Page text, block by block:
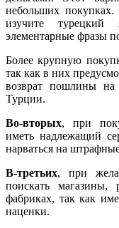
небольших покупках.
изучите
элементарные фразы
Более крупную
так как в них
возврат пошлины
Турции.
Во-вторых, при
иметь надлежащий
нарваться на
В-третьих, при
поискать магазины,
фабриках, так как
наценки.